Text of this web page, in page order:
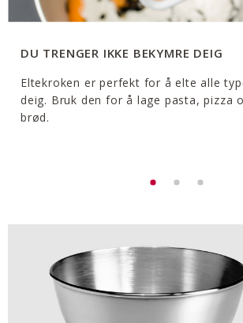
DU TRENGER IKKE BEKYMRE DEIG
Eltekroken er perfekt for å elte alle
deig. Bruk den for å lage pasta, pizza
brød.